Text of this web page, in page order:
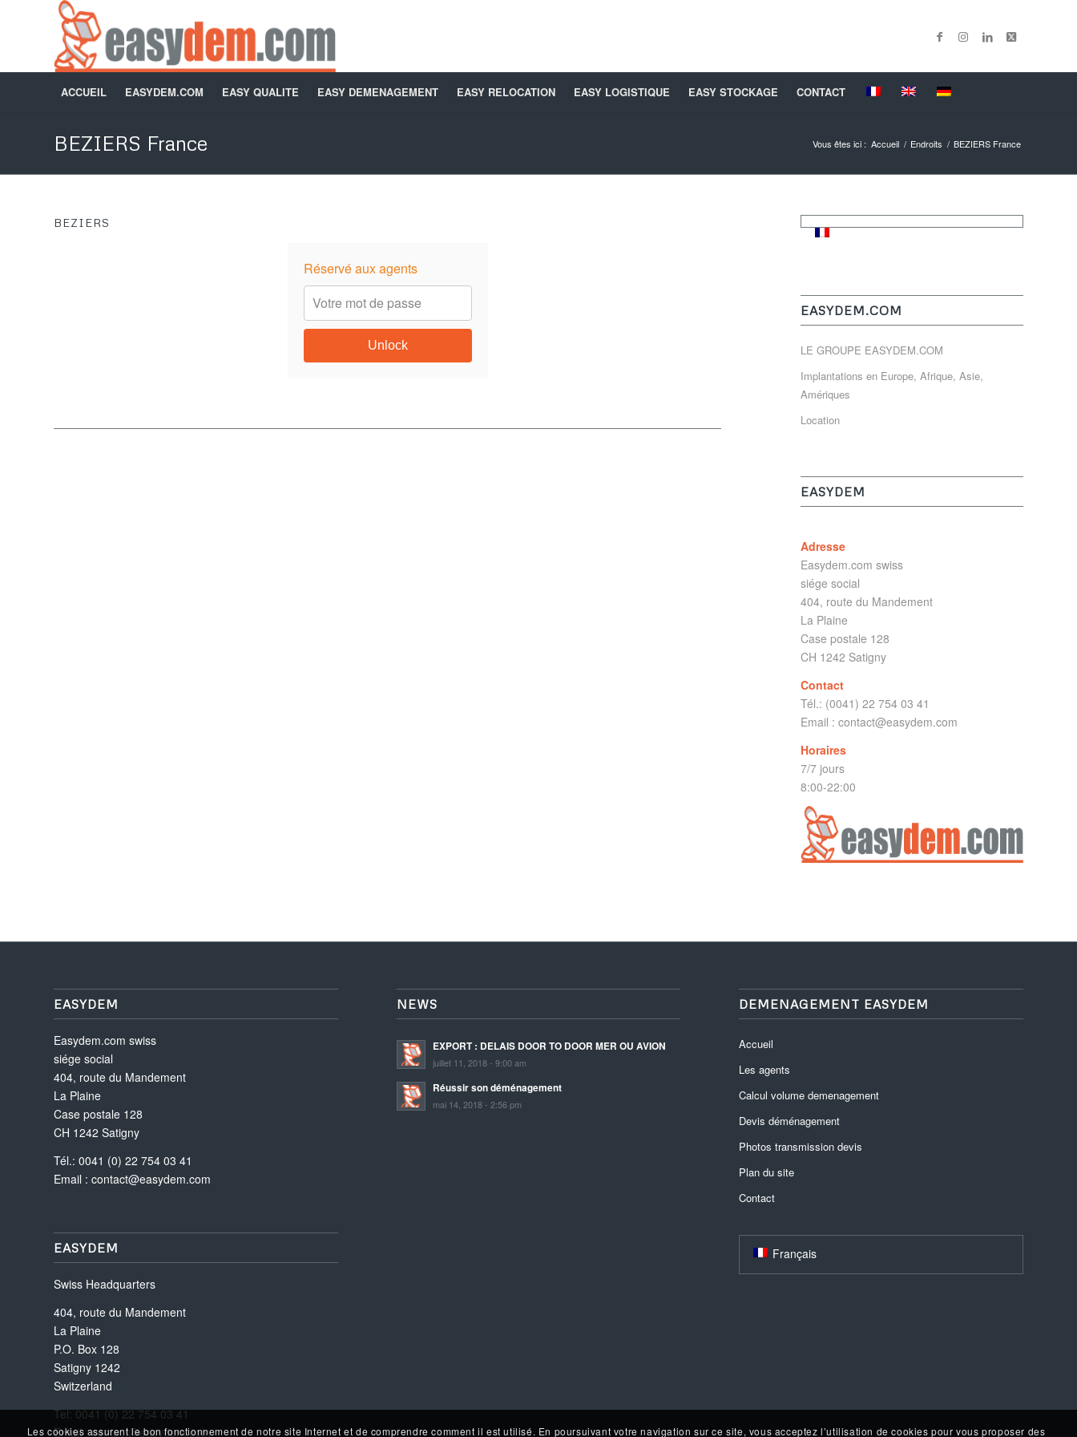
ACCUEIL EASYDEM.COM EASY QUALITE EASY DEMENAGEMENT EASY RELOCATION EASY LOGISTIQUE EASY STOCKAGE CONTACT
BEZIERS France Vous êtes ici : Accueil / Endroits / BEZIERS France
BEZIERS
Réservé aux agents
Unlock
EASYDEM.COM
LE GROUPE EASYDEM.COM
Implantations en Europe, Afrique, Asie,
Amériques
Location
EASYDEM
Adresse
Easydem.com swiss
siége social
404, route du Mandement
La Plaine
Case postale 128
CH 1242 Satigny
Contact
Tél.: (0041) 22 754 03 41
Email :contact@easydem.com
Horaires
7/7 jours
8:00-22:00
EASYDEM
Easydem.com swiss
siége social
404, route du Mandement
La Plaine
Case postale 128
CH 1242 Satigny
Tél.: 0041 (0) 22 754 03 41
Email : contact@easydem.com
EASYDEM
Swiss Headquarters
404, route du Mandement
La Plaine
P.O. Box 128
Satigny 1242
Switzerland
Tel: 0041 (0) 22 754 03 41
Email :contact@easydem.com
NEWS
EXPORT : DELAIS DOOR TO DOOR MER OU AVION
juillet 11, 2018 - 9:00 am
Réussir son déménagement
mai 14, 2018 - 2:56 pm
DEMENAGEMENT EASYDEM
Accueil
Les agents
Calcul volume demenagement
Devis déménagement
Photos transmission devis
Plan du site
Contact
Français
Les cookies assurent le bon fonctionnement de notre site Internet et de comprendre comment il est utilisé. En poursuivant votre navigation sur ce site, vous acceptez l’utilisation de cookies pour vous proposer des